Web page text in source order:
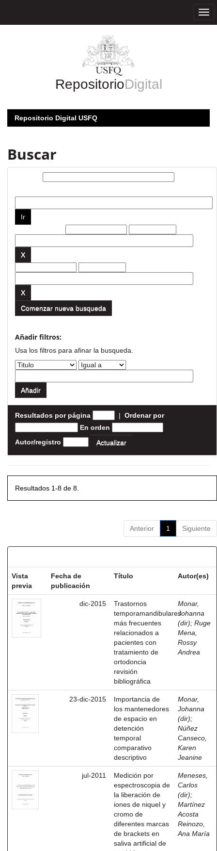
RepositorioDigital
Repositorio Digital USFQ
Buscar
Comenzar nueva busqueda
Añadir filtros:
Usa los filtros para afinar la busqueda.
Resultados por página | Ordenar por
En orden
Autor/registro
Resultados 1-8 de 8.
Anterior 1 Siguiente
Vista
previa
Fecha de
publicación
Título Autor(es)
dic-2015
Trastornos
temporamandibulares
más frecuentes
relacionados a
pacientes con
tratamiento de
ortodoncia
revisión
bibliográfica
Monar,
Johanna
(dir); Ruge
Mena,
Rossy
Andrea
23-dic-2015
Importancia de
los mantenedores
de espacio en
detención
temporal
comparativo
descriptivo
Monar,
Johanna
(dir);
Núñez
Canseco,
Karen
Jeanine
jul-2011
Medición por
espectroscopia de
la liberación de
iones de niquel y
cromo de
diferentes marcas
de brackets en
saliva artificial de
Meneses,
Carlos
(dir);
Martínez
Acosta
Reinozo,
Ana María